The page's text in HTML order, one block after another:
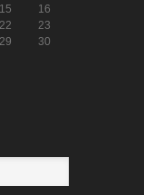
15
16
22
23
29
30